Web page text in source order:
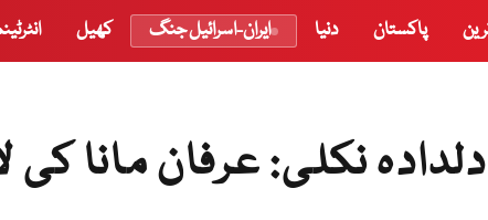
پاکستان دنیا ایران-اسرائیل جنگ کھیل
نکلی: عرفان مانا کی